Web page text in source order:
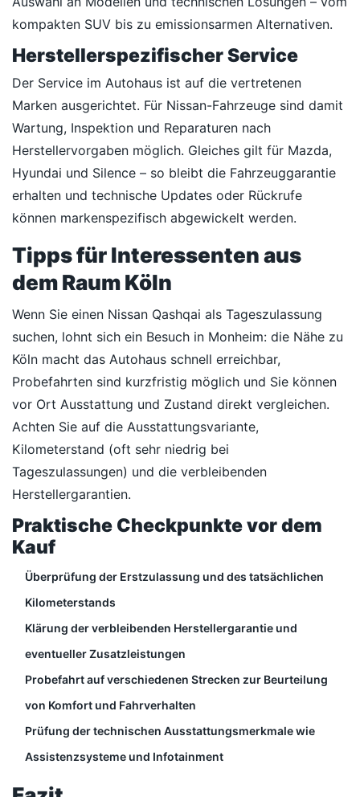
kompakten SUV bis zu emissionsarmen Alternativen.
Herstellerspezifischer Service
Der Service im Autohaus ist auf die vertretenen
Marken ausgerichtet. Für Nissan-Fahrzeuge sind damit
Wartung, Inspektion und Reparaturen nach
Herstellervorgaben möglich. Gleiches gilt für Mazda,
Hyundai und Silence – so bleibt die Fahrzeuggarantie
erhalten und technische Updates oder Rückrufe
können markenspezifisch abgewickelt werden.
Tipps für Interessenten aus
dem Raum Köln
Wenn Sie einen Nissan Qashqai als Tageszulassung
suchen, lohnt sich ein Besuch in Monheim: die Nähe zu
Köln macht das Autohaus schnell erreichbar,
Probefahrten sind kurzfristig möglich und Sie können
vor Ort Ausstattung und Zustand direkt vergleichen.
Achten Sie auf die Ausstattungsvariante,
Kilometerstand (oft sehr niedrig bei
Tageszulassungen) und die verbleibenden
Herstellergarantien.
Praktische Checkpunkte vor dem
Kauf
Überprüfung der Erstzulassung und des tatsächlichen
Kilometerstands
Klärung der verbleibenden Herstellergarantie und
eventueller Zusatzleistungen
Probefahrt auf verschiedenen Strecken zur Beurteilung
von Komfort und Fahrverhalten
Prüfung der technischen Ausstattungsmerkmale wie
Assistenzsysteme und Infotainment